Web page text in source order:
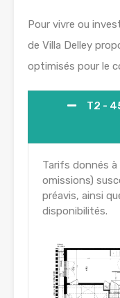
Pour vivre ou
de Villa Delley
optimisés pour le
T2 -
Tarifs donnés
omissions)
préavis, ainsi
disponibilités.